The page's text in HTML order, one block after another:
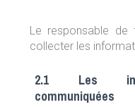
Le responsable de
collecter les
2.1 Les
communiquées